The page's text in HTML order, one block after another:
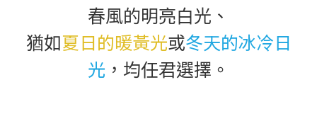
春風的明亮白光、
猶如夏日的暖黃光或冬天的冰冷日
光 ，均任君選擇。